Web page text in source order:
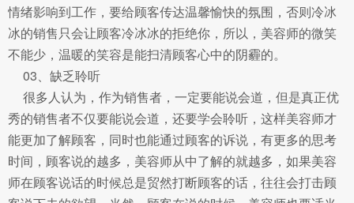
情绪影响到工作，要给顾客传达温馨愉快的氛围，否则冷冰
冰的销售只会让顾客冷冰冰的拒绝你，所以，美容师的微笑
不能少，温暖的笑容是能扫清顾客心中的阴霾的。
03、缺乏聆听
很多人认为，作为销售者，一定要能说会道，但是真正优
秀的销售者不仅要能说会道，还要学会聆听，这样美容师才
能更加了解顾客，同时也能通过顾客的诉说，有更多的思考
时间，顾客说的越多，美容师从中了解的就越多，如果美容
师在顾客说话的时候总是贸然打断顾客的话，往往会打击顾